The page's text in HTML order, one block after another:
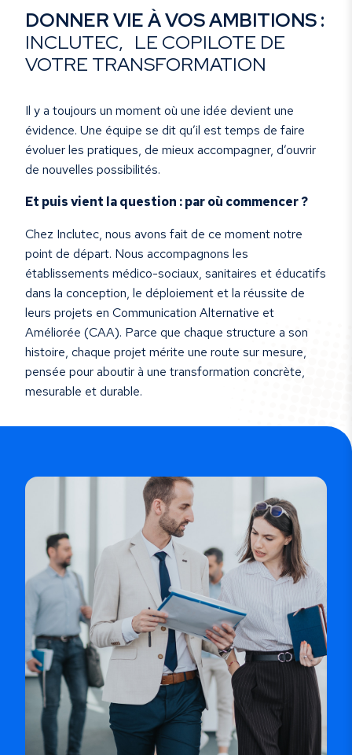
DONNER VIE À VOS AMBITIONS :
INCLUTEC, LE COPILOTE DE
VOTRE TRANSFORMATION
Il y a toujours un moment où une idée devient une
évidence. Une équipe se dit qu’il est temps de faire
évoluer les pratiques, de mieux accompagner, d’ouvrir
de nouvelles possibilités.
Et puis vient la question : par où commencer ?
Chez Inclutec, nous avons fait de ce moment notre
point de départ. Nous accompagnons les
établissements médico-sociaux, sanitaires et éducatifs
dans la conception, le déploiement et la réussite de
leurs projets en Communication Alternative et
Améliorée (CAA). Parce que chaque structure a son
histoire, chaque projet mérite une route sur mesure,
pensée pour aboutir à une transformation concrète,
mesurable et durable.